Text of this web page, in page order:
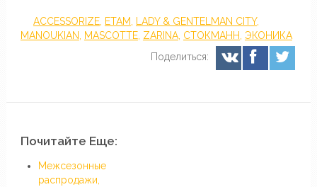
ACCESSORIZE, ETAM LADY & GENTELMAN CITY,
MANOUKIAN MASCOTTE, ZARINA, СТОКМАНН ЭКОНИКА
Поделиться:
Почитайте Еще:
Межсезонные
распродажи,